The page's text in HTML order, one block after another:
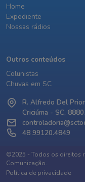
Home
Expediente
Nossas rádios
Outros conteúdos
Colunistas
Chuvas em SC
R. Alfredo Del
Criciúma - SC,
48 99120.4849
©2025 - Todos os direitos
Comunicação.
Política de privacidade